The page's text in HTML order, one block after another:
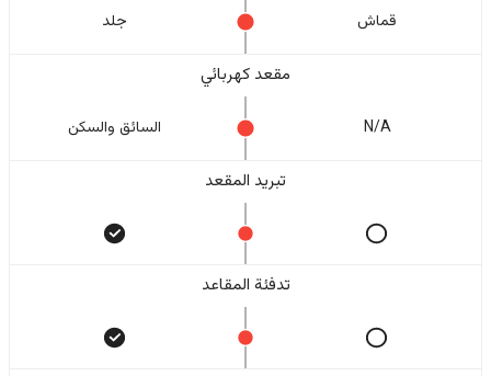
قماش جلد
مقعد كهربائي
N/A السائق والسکن
تبريد المقعد
تدفئة المقاعد